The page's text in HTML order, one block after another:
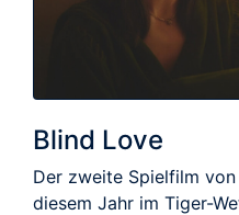
Blind Love
Der zweite Spielfilm
diesem Jahr im Tiger-